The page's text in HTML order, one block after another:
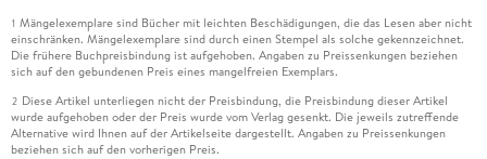
1 Mängelexemplare sind Bücher mit leichten Beschädigungen, die das Lesen aber nicht
einschränken. Mängelexemplare sind durch einen Stempel als solche gekennzeichnet.
Die frühere Buchpreisbindung ist aufgehoben. Angaben zu Preissenkungen beziehen
sich auf den gebundenen Preis eines mangelfreien Exemplars.
2 Diese Artikel unterliegen nicht der Preisbindung, die Preisbindung dieser Artikel
wurde aufgehoben oder der Preis wurde vom Verlag gesenkt. Die jeweils zutreffende
Alternative wird Ihnen auf der Artikelseite dargestellt. Angaben zu Preissenkungen
beziehen sich auf den vorherigen Preis.